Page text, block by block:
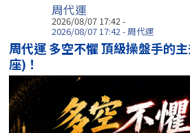
周代運
2026/08/07 17:42 -
2026/08/07 17:42 - 周代運
周代運 多空不懼 頂級操盤手的
座)！